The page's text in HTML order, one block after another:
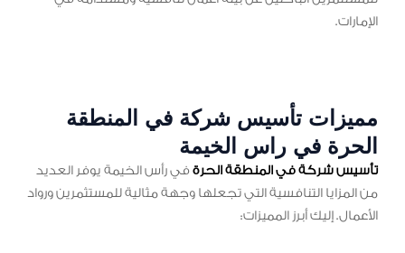
الإمارات.
مميزات تأسيس شركة في المنطقة
الحرة في راس الخيمة
تأسيس شركة في المنطقة الحرةفي رأس الخيمة يوفر العديد
من المزايا التنافسية التي تجعلها وجهة مثالية للمستثمرين ورواد
الأعمال. إليك أبرز المميزات: